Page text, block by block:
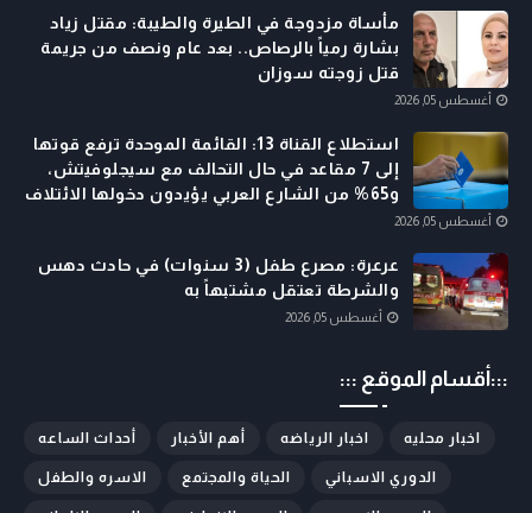
مأساة مزدوجة في الطيرة والطيبة: مقتل زياد
بشارة رمياً بالرصاص.. بعد عام ونصف من جريمة
قتل زوجته سوزان
أغسطس 05, 2026
استطلاع القناة 13: القائمة الموحدة ترفع قوتها
إلى 7 مقاعد في حال التحالف مع سيجلوفيتش،
و65% من الشارع العربي يؤيدون دخولها الائتلاف
أغسطس 05, 2026
عرعرة: مصرع طفل (3 سنوات) في حادث دهس
والشرطة تعتقل مشتبهاً به
أغسطس 05, 2026
:::أقسام الموقع :::
أحداث الساعه أهم الأخبار اخبار الرياضه اخبار محليه
الاسره والطفل الحياة والمجتمع الدوري الاسباني